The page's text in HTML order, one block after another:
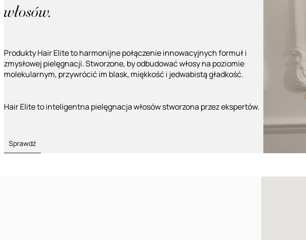
włosów.
Produkty Hair Elite to harmonijne połączenie innowacyjnych formuł i
zmysłowej pielęgnacji. Stworzone, by odbudować włosy na poziomie
molekularnym, przywrócić im blask, miękkość i jedwabistą gładkość.
Hair Elite to inteligentna pielęgnacja włosów stworzona przez ekspertów.
Sprawdź